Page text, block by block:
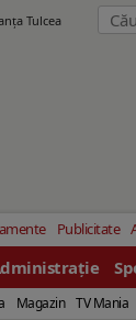
Tulcea
Publicitate
Magazin TV Mania